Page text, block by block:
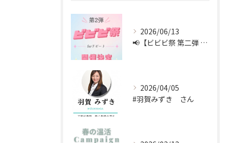
2026/06/13
📢【ビビビ祭 第二弾 開催中！】📢
2026/04/05
#羽賀みずき さん